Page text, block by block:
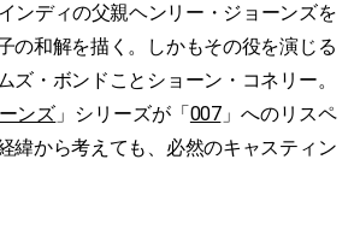
ンディの父親ヘンリー・ジョーンズを
の和解を描く。しかもその役を演じる
ズ・ボンドことショーン・コネリー。
ンズ 」シリーズが「007」へのリスペ
緯から考えても、必然のキャスティン